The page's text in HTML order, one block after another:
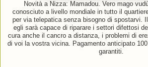
Novità a Nizza: Mamadou. Vero mago
conosciuto a livello mondiale in tutto il
per via telepatica senza bisogno di spostarvi.
egli sarà capace di riparare i settori difettosi
cura anche il cancro a distanza, i problemi di
di voi la vostra vicina. Pagamento anticipato
garantiti.